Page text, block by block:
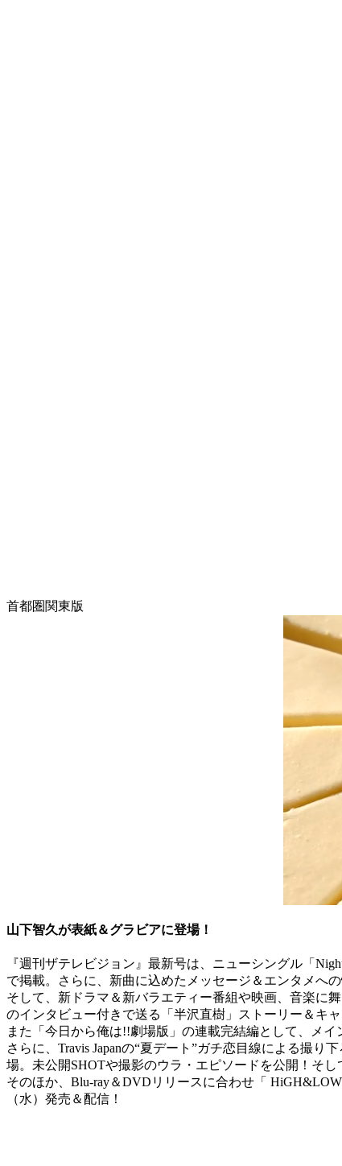
首都圏関東版
山下智久が表紙＆グラビアに登場！
『週刊ザテレビジョン』最新号は、ニューシングル「
で掲載。さらに、新曲に込めたメッセージ＆エンタメへの
そして、新ドラマ＆新バラエティー番組や映画、音楽に
のインタビュー付きで送る「半沢直樹」ストーリー＆キ
また「今日から俺は!!劇場版」の連載完結編として、メ
さらに、Travis Japanの“夏デート”ガチ恋目線による撮
場。未公開SHOTや撮影のウラ・エピソードを公開！そ
そのほか、Blu-ray＆DVDリリースに合わせ「
（水）発売＆配信！